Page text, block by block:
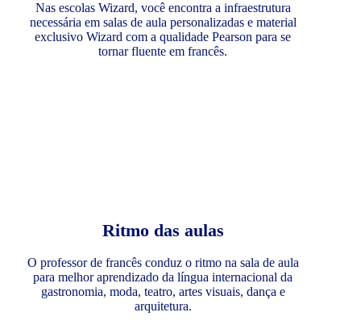
Nas escolas Wizard, você encontra a infraestrutura
necessária em salas de aula personalizadas e material
exclusivo Wizard com a qualidade Pearson para se
tornar fluente em francês.
Ritmo das aulas
O professor de francês conduz o ritmo na sala de aula
para melhor aprendizado da língua internacional da
gastronomia, moda, teatro, artes visuais, dança e
arquitetura.